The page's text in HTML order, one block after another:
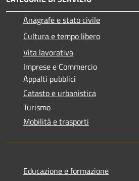
Anagrafe e stato civile
Cultura e tempo libero
Vita lavorativa
Imprese e Commercio
Appalti pubblici
Catasto e urbanistica
Turismo
Mobilità e trasporti
Educazione e formazione